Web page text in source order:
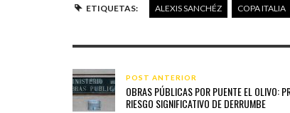
ETIQUETAS: ALEXIS SANCHÉZ COPA ITALIA
POST ANTERIOR
OBRAS PÚBLICAS POR PUENTE EL OLIVO:
RIESGO SIGNIFICATIVO DE DERRUMBE